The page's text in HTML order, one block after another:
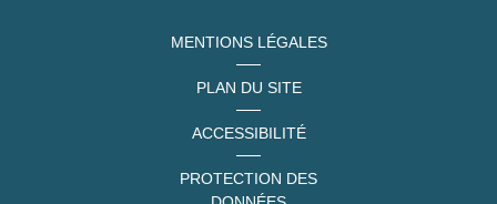
MENTIONS LÉGALES
PLAN DU SITE
ACCESSIBILITÉ
PROTECTION DES